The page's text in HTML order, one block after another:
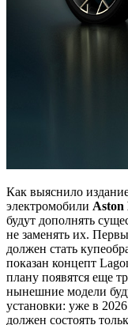
Как выяснило
электромобили Aston
будут дополнять
не заменять их.
должен стать
показан концепт
плану появятся еще
нынешние модели
установки: уже в
должен состоять